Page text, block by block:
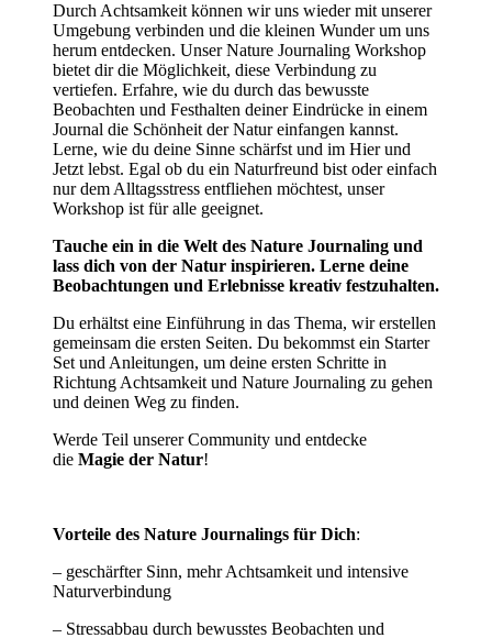
Durch Achtsamkeit können wir uns wieder mit unserer
Umgebung verbinden und die kleinen Wunder um uns
herum entdecken. Unser Nature Journaling Workshop
bietet dir die Möglichkeit, diese Verbindung zu
vertiefen. Erfahre, wie du durch das bewusste
Beobachten und Festhalten deiner Eindrücke in einem
Journal die Schönheit der Natur einfangen kannst.
Lerne, wie du deine Sinne schärfst und im Hier und
Jetzt lebst. Egal ob du ein Naturfreund bist oder einfach
nur dem Alltagsstress entfliehen möchtest, unser
Workshop ist für alle geeignet.
Tauche ein in die Welt des Nature Journaling und
lass dich von der Natur inspirieren. Lerne deine
Beobachtungen und Erlebnisse kreativ festzuhalten.
Du erhältst eine Einführung in das Thema, wir erstellen
gemeinsam die ersten Seiten. Du bekommst ein Starter
Set und Anleitungen, um deine ersten Schritte in
Richtung Achtsamkeit und Nature Journaling zu gehen
und deinen Weg zu finden.
Werde Teil unserer Community und entdecke
die Magie der Natur!
Vorteile des Nature Journalings für Dich:
– geschärfter Sinn, mehr Achtsamkeit und intensive
Naturverbindung
– Stressabbau durch bewusstes Beobachten und